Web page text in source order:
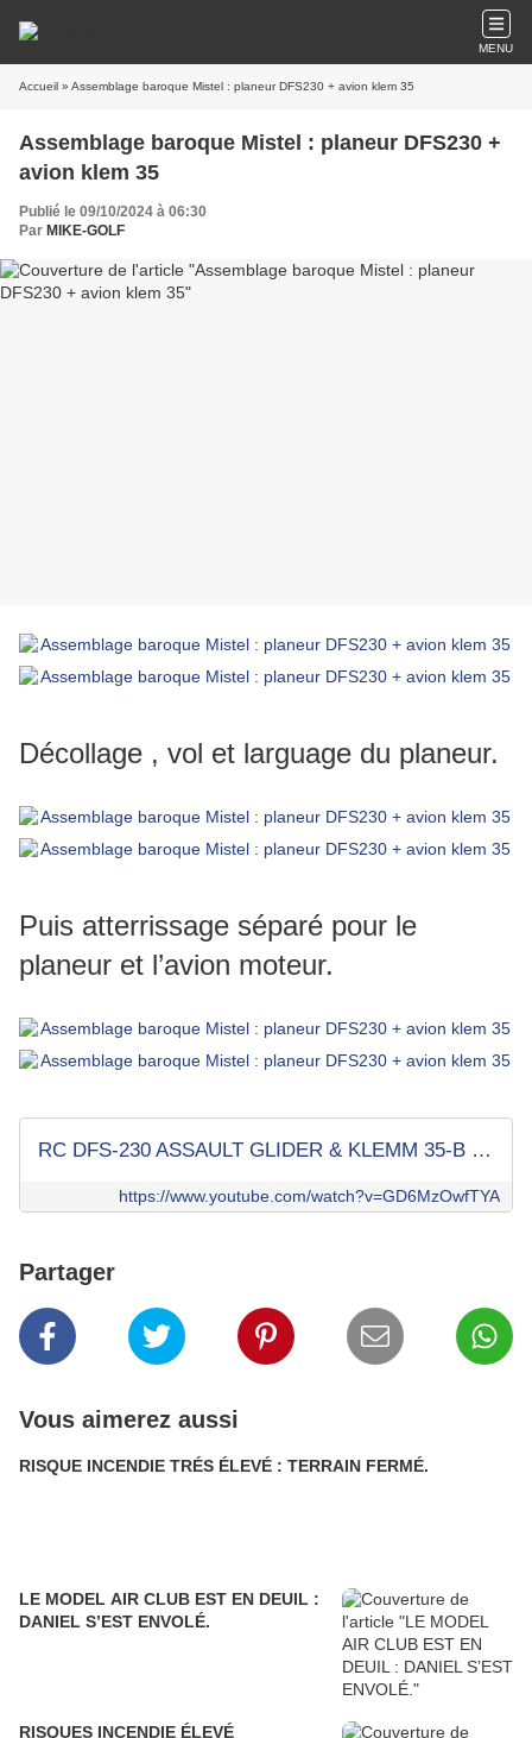
MENU
Accueil » Assemblage baroque Mistel : planeur DFS230 + avion klem 35
Assemblage baroque Mistel : planeur DFS230 +
avion klem 35
Publié le 09/10/2024 à 06:30
Par MIKE-GOLF
Décollage , vol et larguage du planeur.
Puis atterrissage séparé pour le
planeur et l’avion moteur.
RC DFS-230 ASSAULT GLIDER & KLEMM 35-B MISTEL
https://www.youtube.com/watch?v=GD6MzOwfTYA
Partager
Vous aimerez aussi
RISQUE INCENDIE TRÉS ÉLEVÉ : TERRAIN FERMÉ.
LE MODEL AIR CLUB EST EN DEUIL :
DANIEL S’EST ENVOLÉ.
RISQUES INCENDIE ÉLEVÉ